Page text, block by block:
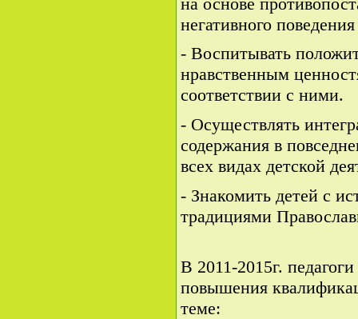
негативного
- Воспитывать
нравственным
соответствии с ними.
- Осуществлять
содержания в
всех видах детской
- Знакомить детей с
традициями
В 2011-2015г.
повышения
теме: